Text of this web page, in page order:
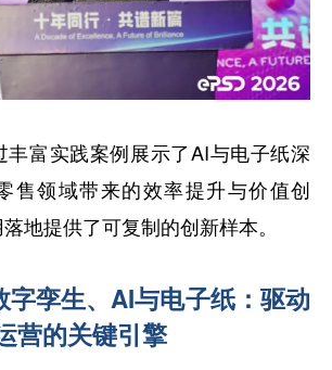
丰富实践案例展示了AI与电子纸深
售领域带来的效率提升与价值创
地提供了可复制的创新样本。
字孪生、AI与电子纸：驱动
营的关键引擎